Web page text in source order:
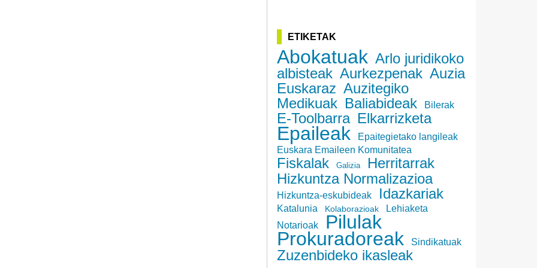
ETIKETAK
Abokatuak Arlo juridikoko
albisteak Aurkezpenak Auzia
Euskaraz Auzitegiko
Medikuak Baliabideak Bilerak
E-Toolbarra Elkarrizketa
Epaileak
Epaitegietako langileak
Euskara Emaileen Komunitatea
Fiskalak Galizia
Herritarrak
Hizkuntza Normalizazioa
Hizkuntza-eskubideak Idazkariak
Katalunia Kolaborazioak
Lehiaketa
Notarioak
Pilulak
Prokuradoreak Sindikatuak
Zuzenbideko ikasleak